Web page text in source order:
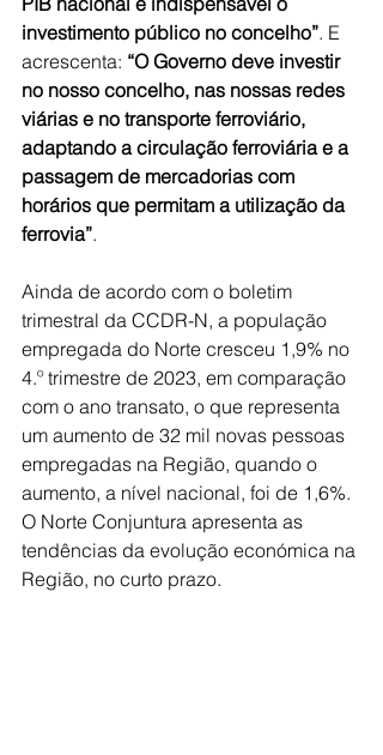
investimento público no concelho”. E
acrescenta: “O Governo deve investir
no nosso concelho, nas nossas redes
viárias e no transporte ferroviário,
adaptando a circulação ferroviária e a
passagem de mercadorias com
horários que permitam a utilização da
ferrovia”.
Ainda de acordo com o boletim
trimestral da CCDR-N, a população
empregada do Norte cresceu 1,9% no
4.º trimestre de 2023, em comparação
com o ano transato, o que representa
um aumento de 32 mil novas pessoas
empregadas na Região, quando o
aumento, a nível nacional, foi de 1,6%.
O Norte Conjuntura apresenta as
tendências da evolução económica na
Região, no curto prazo.